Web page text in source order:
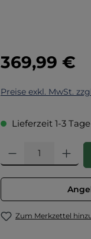
Regulärer Preis:
369,99 €
Preise exkl. MwSt.
Lieferzeit 1-3 Tage
Produkt Anzahl: Gib
Zum Merkzettel